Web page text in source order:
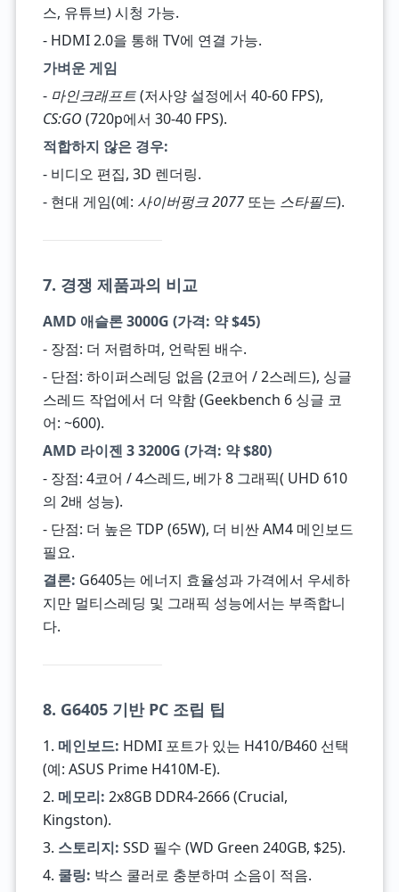
스, 유튜브) 시청 가능.
- HDMI 2.0을 통해 TV에 연결 가능.
가벼운 게임
- 마인크래프트(저사양 설정에서 40-60 FPS),
CS:GO (720p에서 30-40 FPS).
적합하지 않은 경우:
- 비디오 편집, 3D 렌더링.
- 현대 게임(예: 사이버펑크 2077또는 스타필드).
7. 경쟁 제품과의 비교
AMD 애슬론 3000G (가격: 약 $45)
- 장점: 더 저렴하며, 언락된 배수.
- 단점: 하이퍼스레딩 없음 (2코어 / 2스레드), 싱글
스레드 작업에서 더 약함 (Geekbench 6 싱글 코
어: ~600).
AMD 라이젠 3 3200G (가격: 약 $80)
- 장점: 4코어 / 4스레드, 베가 8 그래픽( UHD 610
의 2배 성능).
- 단점: 더 높은 TDP (65W), 더 비싼 AM4 메인보드
필요.
결론: G6405는 에너지 효율성과 가격에서 우세하
지만 멀티스레딩 및 그래픽 성능에서는 부족합니
다.
8. G6405 기반 PC 조립 팁
1. 메인보드: HDMI 포트가 있는 H410/B460 선택
(예: ASUS Prime H410M-E).
2. 메모리: 2x8GB DDR4-2666 (Crucial,
Kingston).
3. 스토리지: SSD 필수 (WD Green 240GB, $25).
4. 쿨링: 박스 쿨러로 충분하며 소음이 적음.